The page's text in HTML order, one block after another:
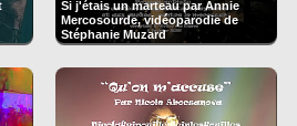
Si j'étais un marteau par Annie
Mercosourde, vidéoparodie de
Stéphanie Muzard